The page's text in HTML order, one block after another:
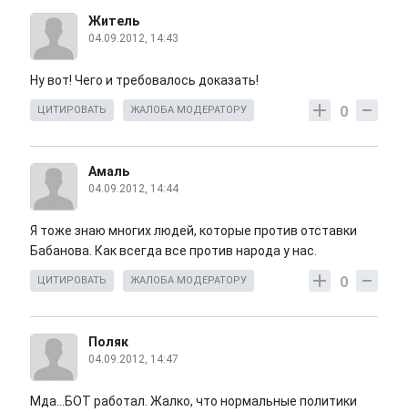
Житель
04.09.2012, 14:43
Ну вот! Чего и требовалось доказать!
0
ЦИТИРОВАТЬ ЖАЛОБА МОДЕРАТОРУ
Амаль
04.09.2012, 14:44
Я тоже знаю многих людей, которые против отставки
Бабанова. Как всегда все против народа у нас.
0
ЦИТИРОВАТЬ ЖАЛОБА МОДЕРАТОРУ
Поляк
04.09.2012, 14:47
Мда...БОТ работал. Жалко, что нормальные политики